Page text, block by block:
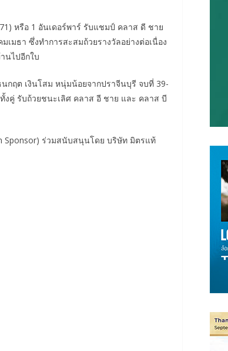
หรือ 1 อันเดอร์พาร์ รับแชมป์ คลาส ดี ชาย
เมธา ซึ่งทำการสะสมถ้วยรางวัลอย่างต่อเนื่อง
นไปอีกใบ
กฤต เงินโสม หนุ่มน้อยจากปราจีนบุรี จบที่ 39-
งคู่ รับถ้วยชนะเลิศ คลาส อี ชาย และ คลาส บี
Sponsor) ร่วมสนับสนุนโดย บริษัท มิตรแท้